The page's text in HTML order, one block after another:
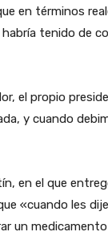
en términos
tenido de
el propio
y cuando
en el que
«cuando les
un